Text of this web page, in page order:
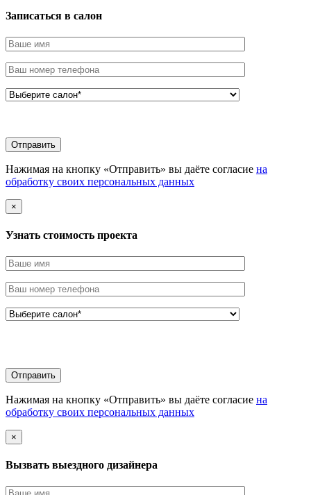
Записаться в салон
Нажимая на кнопку «Отправить» вы даёте согласие на
обработку своих персональных данных
×
Узнать стоимоcть проекта
Нажимая на кнопку «Отправить» вы даёте согласие на
обработку своих персональных данных
×
Вызвать выездного дизайнера